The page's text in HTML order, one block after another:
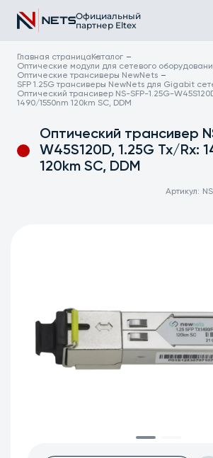
Официальный
партнер Eltex
Главная страница Каталог
Оптические модули для сетевого
Оптические трансиверы NewNets
SFP 1.25G трансиверы NewNets для Gigabit
Оптический трансивер NS-SFP-1.25G-
1490/1550nm 120km SC, DDM
Оптический трансивер
W45S120D, 1.25G Tx/Rx:
120km SC, DDM
Артикул: